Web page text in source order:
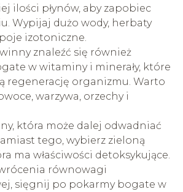
ilości płynów, aby zapobiec
Wypijaj dużo wody, herbaty
izotoniczne.
znaleźć się również
w witaminy i minerały, które
regenerację organizmu. Warto
warzywa, orzechy i
która może dalej odwadniać
tego, wybierz zieloną
ma właściwości detoksykujące.
równowagi
sięgnij po pokarmy bogate w